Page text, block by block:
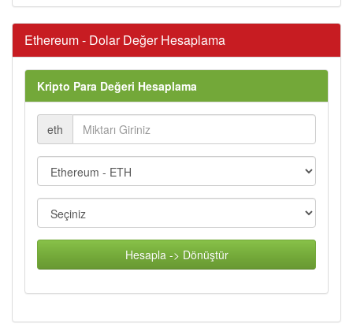
Ethereum - Dolar Değer Hesaplama
Kripto Para Değeri Hesaplama
eth
Hesapla -> Dönüştür